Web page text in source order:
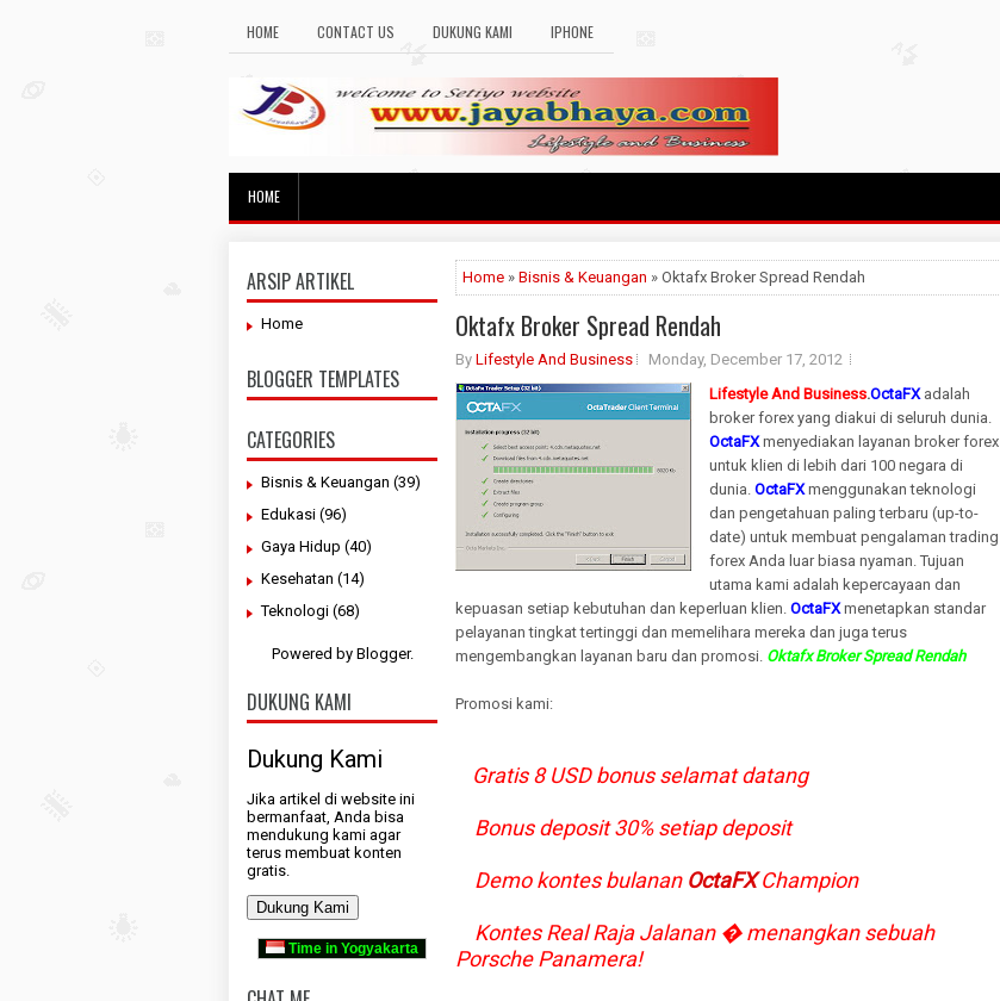
HOME CONTACT US DUKUNG KAMI IPHONE
HOME
ARSIP ARTIKEL
Home
BLOGGER TEMPLATES
CATEGORIES
Bisnis & Keuangan (39)
Edukasi (96)
Gaya Hidup (40)
Kesehatan (14)
Teknologi (68)
Powered by Blogger.
DUKUNG KAMI
Dukung Kami
Jika artikel di website ini
bermanfaat, Anda bisa
mendukung kami agar
terus membuat konten
gratis.
Dukung Kami
Time in Yogyakarta
Home » Bisnis & Keuangan » Oktafx Broker Spread Rendah
Oktafx Broker Spread Rendah
By Lifestyle And Business
Monday, December 17, 2012
Lifestyle And Business.OctaFXadalah
broker forex yang diakui di seluruh dunia.
OctaFXmenyediakan layanan broker forex
untuk klien di lebih dari 100 negara di
dunia. OctaFXmenggunakan teknologi
dan pengetahuan paling terbaru (up-to-
date) untuk membuat pengalaman trading
forex Anda luar biasa nyaman. Tujuan
utama kami adalah kepercayaan dan
kepuasan setiap kebutuhan dan keperluan klien. OctaFXmenetapkan standar
pelayanan tingkat tertinggi dan memelihara mereka dan juga terus
mengembangkan layanan baru dan promosi. Oktafx Broker Spread Rendah
Promosi kami:
Gratis 8 USD bonus selamat datang
Bonus deposit 30% setiap deposit
Demo kontes bulanan OctaFXChampion
Kontes Real Raja Jalanan � menangkan sebuah
Porsche Panamera!